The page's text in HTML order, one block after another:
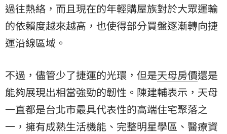
過往熱絡，而且現在的年輕購屋族對於大眾運輸
的依賴度越來越高，也使得部分買盤逐漸轉向捷
運沿線區域。
不過，儘管少了捷運的光環，但是天母房價還是
能夠展現出相當強勁的韌性。陳建輔表示，天母
一直都是台北市最具代表性的高端住宅聚落之
一，擁有成熟生活機能、完整明星學區、醫療資